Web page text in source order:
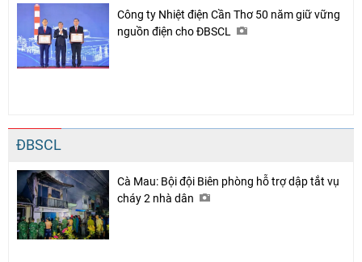
Công ty Nhiệt điện Cần Thơ 50 năm giữ vững
nguồn điện cho ĐBSCL
ĐBSCL
Cà Mau: Bội đội Biên phòng hỗ trợ dập tắt vụ
cháy 2 nhà dân